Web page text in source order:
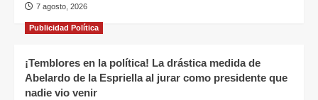
7 agosto, 2026
Publicidad Política
¡Temblores en la política! La drástica medida de
Abelardo de la Espriella al jurar como presidente que
nadie vio venir